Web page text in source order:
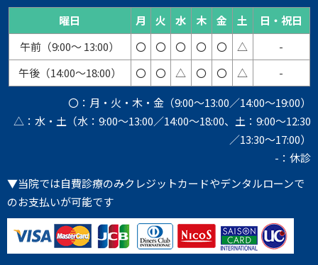
曜日 月 火 水 木 金 土
日・祝日
午前（9:00～ 13:00）
〇 〇 〇 〇 〇 △
-
午後（14:00～18:00）
〇 〇 △ 〇 〇 △
-
〇：月・火・木・金（9:00～13:00／14:00～19:00）
△：水・土（水：9:00～13:00／14:00～18:00、土：9:00～12:30
／13:30～17:00）
-：休診
▼当院では自費診療のみクレジットカードやデンタルローンで
のお支払いが可能です